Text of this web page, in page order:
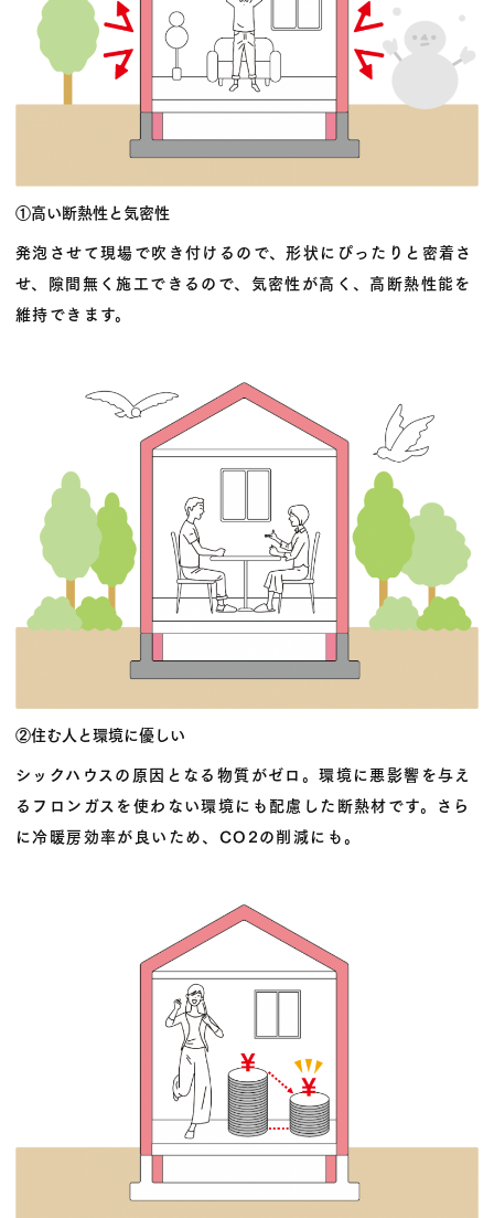
①高い断熱性と気密性
発泡させて現場で吹き付けるので、形状にぴったりと密着さ
せ、隙間無く施工できるので、気密性が高く、高断熱性能を
維持できます。
②住む人と環境に優しい
シックハウスの原因となる物質がゼロ。環境に悪影響を与え
るフロンガスを使わない環境にも配慮した断熱材です。さら
に冷暖房効率が良いため、CO2の削減にも。